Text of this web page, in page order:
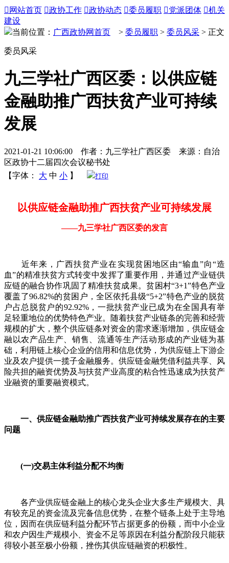
 网站首页 政协工作 政协动态 委员履职 党派团体 机关
建设
当前位置： 广西政协网首页 > 委员履职 > 委员风采 > 正文
委员风采
九三学社广西区委：以供应链
金融助推广西扶贫产业可持续
发展
2021-01-21 10:06:00 作者：九三学社广西区委 来源：自治
区政协十二届四次会议秘书处
【字体：
大 中 小 】 打印
以供应链金融助推广西扶贫产业可持续发展
——九三学社广西区委的发言
近年来，广西扶贫产业在实现贫困地区由“输血”向“造
血”的精准扶贫方式转变中发挥了重要作用，并通过产业链供
应链的融合协作巩固了精准扶贫成果。贫困村“3+1”特色产业
覆盖了96.82%的贫困户，全区依托县级“5+2”特色产业的脱贫
户占总脱贫户的92.92%，一批扶贫产业已成为在全国具有举
足轻重地位的优势特色产业。随着扶贫产业链条的完善和经营
规模的扩大，整个供应链条对资金的需求逐渐增加，供应链金
融以农产品生产、销售、流通等生产活动形成的产业链为基
础，利用链上核心企业的信用和信息优势，为供应链上下游企
业及农户提供一揽子金融服务。供应链金融凭借利益共享、风
险共担的融资优势及与扶贫产业高度的粘合性迅速成为扶贫产
业融资的重要融资模式。
一、供应链金融助推广西扶贫产业可持续发展存在的主要
问题
(一)交易主体利益分配不均衡
各产业供应链金融上的核心龙头企业大多生产规模大、具
有较充足的资金流及完备信息优势，在整个链条上处于主导地
位，因而在供应链利益分配环节占据更多的份额，而中小企业
和农户因生产规模小、资金不足等原因在利益分配阶段只能获
得较小甚至极小份额，挫伤其供应链融资的积极性。